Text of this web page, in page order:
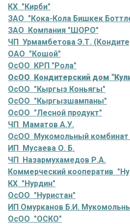
КХ "Кирби"
ЗАО "Кока-Кола Бишкек
ЗАО Компания "ШОРО"
ЧП Урмамбетова Э.Т.
ОАО "Кошой"
ОсОО КРП "Рола"
ОсОО Кондитерский дом
ОсОО "Кыргыз Коньягы"
ОсОО "Кыргызшампаны"
ОсОО "Лесной продукт"
ЧП Маматов А.У.
ОсОО Мукомольный комбинат
ИП Мусаева О. Б.
ЧП Назармухамедов Р.А.
Коммерческий кооператив
КХ "Нурдин"
ОсОО "Нуристан"
ИП Омурканов Б.И.
ОсОО "ОСКО"